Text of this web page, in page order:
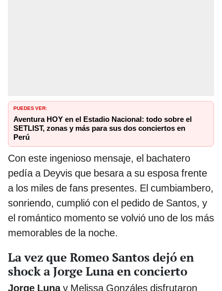
PUEDES VER:
Aventura HOY en el Estadio Nacional: todo sobre el
SETLIST, zonas y más para sus dos conciertos en
Perú
Con este ingenioso mensaje, el bachatero
pedía a Deyvis que besara a su esposa frente
a los miles de fans presentes. El cumbiambero,
sonriendo, cumplió con el pedido de Santos, y
el romántico momento se volvió uno de los más
memorables de la noche.
La vez que Romeo Santos dejó en
shock a Jorge Luna en concierto
Jorge Lunay Melissa Gonzáles disfrutaron